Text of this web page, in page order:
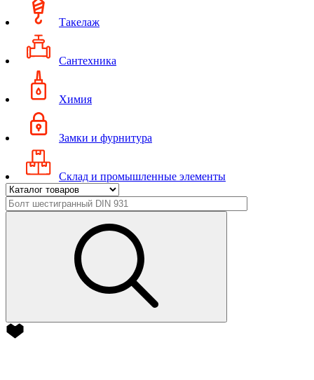
Такелаж
Сантехника
Химия
Замки и фурнитура
Склад и промышленные элементы